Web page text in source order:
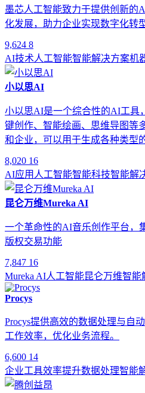
墨芯人工智能致力于提供创新的
化发展，助力企业实现数字化转型
9,624 8
AI技术人工智能智能解决方案机
小以思AI
小以思AI是一个综合性的AI工具
键创作、智能绘画、思维导图等
和企业，可以用于生成各种类型
8,020 16
AI应用 人工智能智能科技智能解
昆仑万维Mureka AI
一个革命性的AI音乐创作平台，
版权交易功能
7,847 16
Mureka AI人工智能昆仑万维智能
Procys
Procys提供高效的数据处理与自
工作效率，优化业务流程。
6,600 14
企业工具效率提升数据处理智能